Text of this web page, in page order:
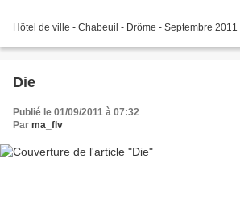
Hôtel de ville - Chabeuil - Drôme - Septembre 2011
Die
Publié le 01/09/2011 à 07:32
Par ma_flv